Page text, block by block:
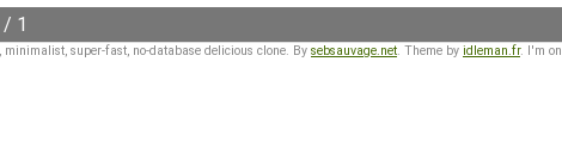
1
minimalist, super-fast, no-database delicious clone. By sebsauvage.net. Theme by idleman.fr. I'm on